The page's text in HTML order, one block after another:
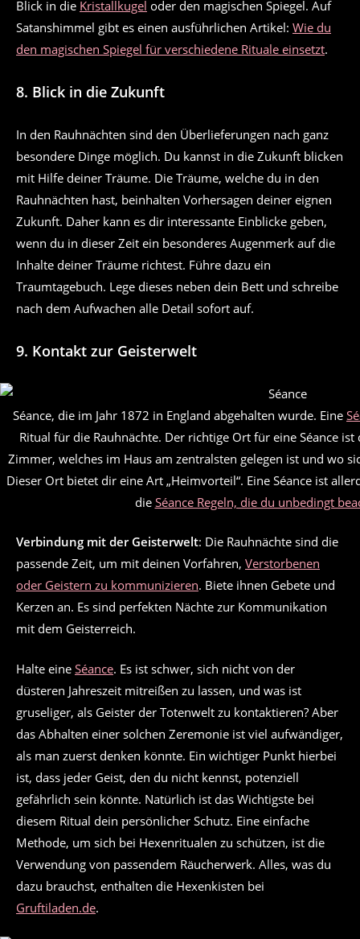
Blick in die Kristallkugel oder den magischen Spiegel. Auf
Satanshimmel gibt es einen ausführlichen Artikel: Wie du
den magischen Spiegel für verschiedene Rituale einsetzt.
8. Blick in die Zukunft
In den Rauhnächten sind den Überlieferungen nach ganz
besondere Dinge möglich. Du kannst in die Zukunft blicken
mit Hilfe deiner Träume. Die Träume, welche du in den
Rauhnächten hast, beinhalten Vorhersagen deiner eignen
Zukunft. Daher kann es dir interessante Einblicke geben,
wenn du in dieser Zeit ein besonderes Augenmerk auf die
Inhalte deiner Träume richtest. Führe dazu ein
Traumtagebuch. Lege dieses neben dein Bett und schreibe
nach dem Aufwachen alle Detail sofort auf.
9. Kontakt zur Geisterwelt
Séance, die im Jahr 1872 in England abgehalten wurde. Eine
Ritual für die Rauhnächte. Der richtige Ort für eine Séance ist
Zimmer, welches im Haus am zentralsten gelegen ist und wo
Dieser Ort bietet dir eine Art „Heimvorteil“. Eine Séance ist
die Séance Regeln, die du unbedingt
Verbindung mit der Geisterwelt: Die Rauhnächte sind die
passende Zeit, um mit deinen Vorfahren, Verstorbenen
oder Geistern zu kommunizieren. Biete ihnen Gebete und
Kerzen an. Es sind perfekten Nächte zur Kommunikation
mit dem Geisterreich.
Halte eine Séance. Es ist schwer, sich nicht von der
düsteren Jahreszeit mitreißen zu lassen, und was ist
gruseliger, als Geister der Totenwelt zu kontaktieren? Aber
das Abhalten einer solchen Zeremonie ist viel aufwändiger,
als man zuerst denken könnte. Ein wichtiger Punkt hierbei
ist, dass jeder Geist, den du nicht kennst, potenziell
gefährlich sein könnte. Natürlich ist das Wichtigste bei
diesem Ritual dein persönlicher Schutz. Eine einfache
Methode, um sich bei Hexenritualen zu schützen, ist die
Verwendung von passendem Räucherwerk. Alles, was du
dazu brauchst, enthalten die Hexenkisten bei
Gruftiladen.de.